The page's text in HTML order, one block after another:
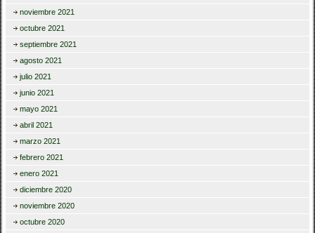
noviembre 2021
octubre 2021
septiembre 2021
agosto 2021
julio 2021
junio 2021
mayo 2021
abril 2021
marzo 2021
febrero 2021
enero 2021
diciembre 2020
noviembre 2020
octubre 2020